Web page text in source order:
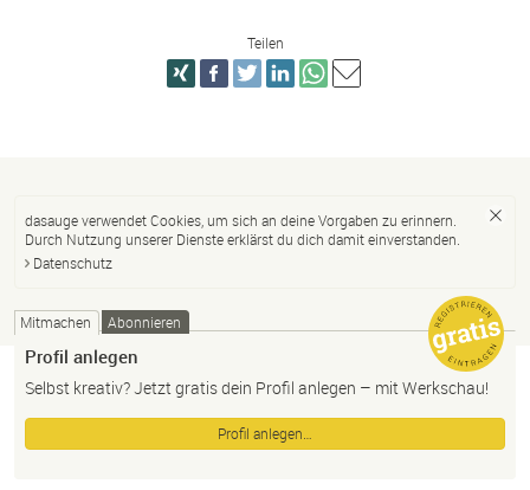
Teilen
dasauge verwendet Cookies, um sich an deine Vorgaben zu erinnern.
Durch Nutzung unserer Dienste erklärst du dich damit einverstanden.
Datenschutz
Mitmachen Abonnieren
Profil anlegen
Selbst kreativ? Jetzt gratis dein Profil anlegen – mit Werkschau!
Profil anlegen…